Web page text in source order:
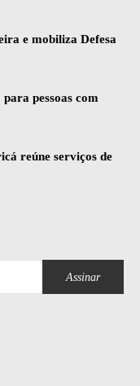
e mobiliza Defesa
pessoas com
reúne serviços de
Assinar